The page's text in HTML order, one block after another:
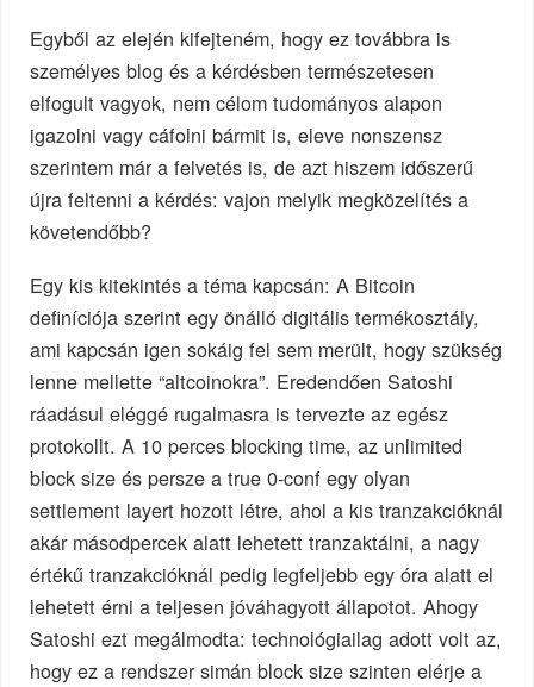
Egyből az elején kifejteném, hogy ez továbbra is
személyes blog és a kérdésben természetesen
elfogult vagyok, nem célom tudományos alapon
igazolni vagy cáfolni bármit is, eleve nonszensz
szerintem már a felvetés is, de azt hiszem időszerű
újra feltenni a kérdés: vajon melyik megközelítés a
követendőbb?
Egy kis kitekintés a téma kapcsán: A Bitcoin
definíciója szerint egy önálló digitális termékosztály,
ami kapcsán igen sokáig fel sem merült, hogy szükség
lenne mellette “altcoinokra”. Eredendően Satoshi
ráadásul eléggé rugalmasra is tervezte az egész
protokollt. A 10 perces blocking time, az unlimited
block size és persze a true 0-conf egy olyan
settlement layert hozott létre, ahol a kis tranzakcióknál
akár másodpercek alatt lehetett tranzaktálni, a nagy
értékű tranzakcióknál pedig legfeljebb egy óra alatt el
lehetett érni a teljesen jóváhagyott állapotot. Ahogy
Satoshi ezt megálmodta: technológiailag adott volt az,
hogy ez a rendszer simán block size szinten elérje a